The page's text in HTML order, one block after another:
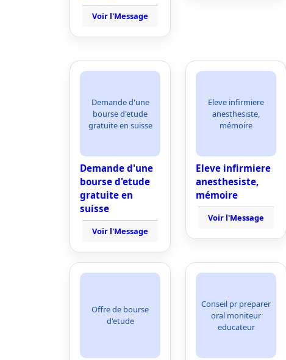
Voir l'Message
Demande d'une
bourse d'etude
gratuite en suisse
Demande d'une
bourse d'etude
gratuite en
suisse
Voir l'Message
Eleve infirmiere
anesthesiste,
mémoire
Eleve infirmiere
anesthesiste,
mémoire
Voir l'Message
Offre de bourse
d'etude
Conseil pr preparer
oral moniteur
educateur